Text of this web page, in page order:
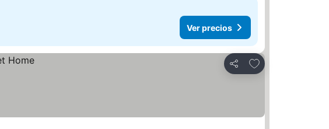
Ver precios
Compartir
Agregar a favoritos